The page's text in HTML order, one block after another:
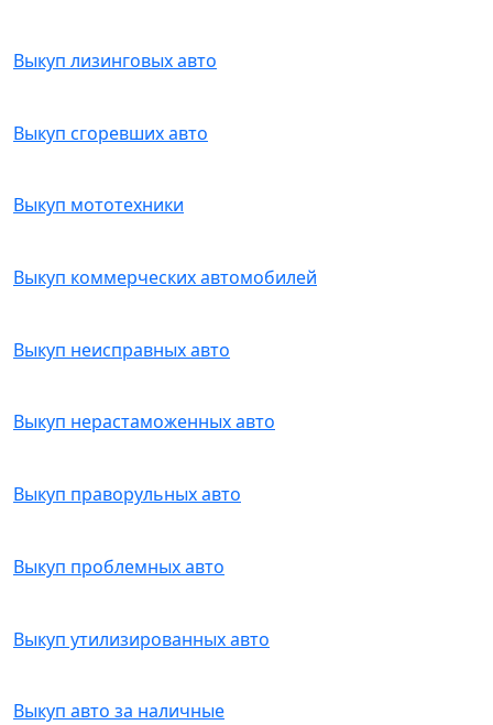
Выкуп лизинговых авто
Выкуп сгоревших авто
Выкуп мототехники
Выкуп коммерческих автомобилей
Выкуп неисправных авто
Выкуп нерастаможенных авто
Выкуп праворульных авто
Выкуп проблемных авто
Выкуп утилизированных авто
Выкуп авто за наличные